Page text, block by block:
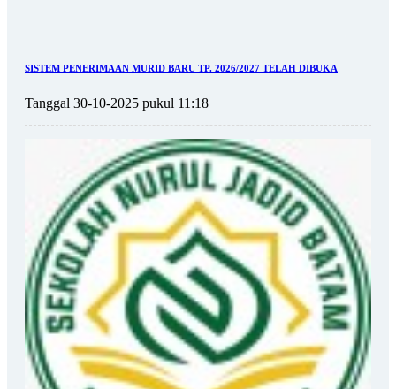
SISTEM PENERIMAAN MURID BARU TP. 2026/2027 TELAH DIBUKA
Tanggal 30-10-2025 pukul 11:18